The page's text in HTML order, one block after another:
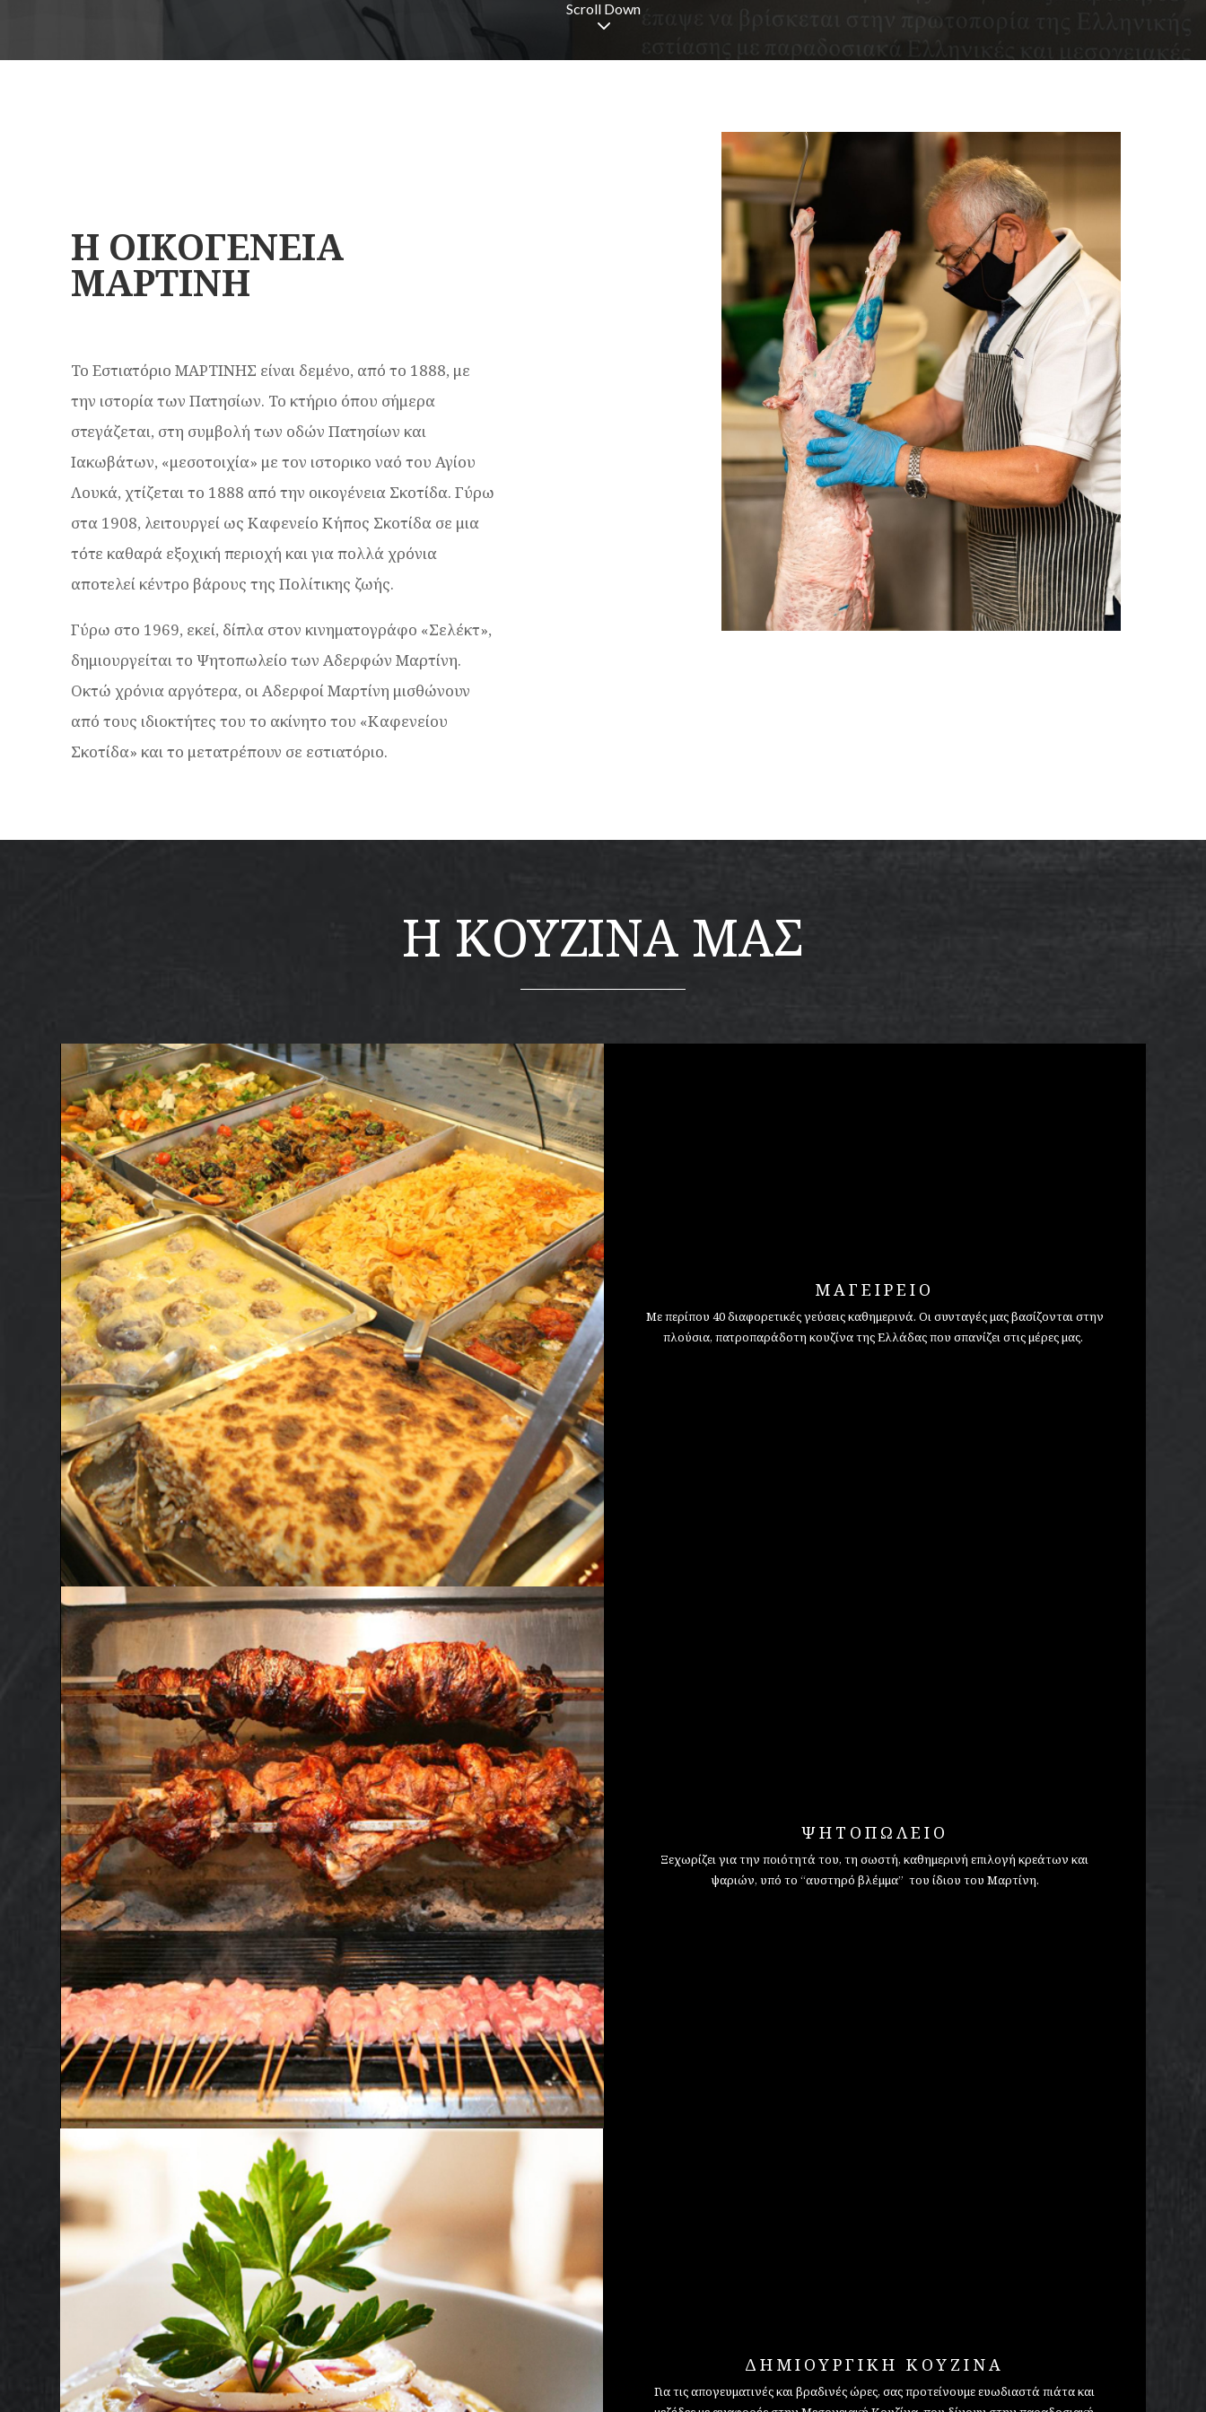
Scroll Down
Η ΟΙΚΟΓΕΝΕΙΑ
ΜΑΡΤΙΝΗ
Το Εστιατόριο ΜΑΡΤΙΝΗΣ είναι δεμένο, από το 1888, με
την ιστορία των Πατησίων. Το κτήριο όπου σήμερα
στεγάζεται, στη συμβολή των οδών Πατησίων και
Ιακωβάτων, «μεσοτοιχία» με τον ιστορικο ναό του Αγίου
Λουκά, χτίζεται το 1888 από την οικογένεια Σκοτίδα. Γύρω
στα 1908, λειτουργεί ως Καφενείο Κήπος Σκοτίδα σε μια
τότε καθαρά εξοχική περιοχή και για πολλά χρόνια
αποτελεί κέντρο βάρους της Πολίτικης ζωής.
Γύρω στο 1969, εκεί, δίπλα στον κινηματογράφο «Σελέκτ»,
δημιουργείται το Ψητοπωλείο των Αδερφών Μαρτίνη.
Οκτώ χρόνια αργότερα, οι Αδερφοί Μαρτίνη μισθώνουν
από τους ιδιοκτήτες του το ακίνητο του «Καφενείου
Σκοτίδα» και το μετατρέπουν σε εστιατόριο.
Η ΚΟΥΖΙΝΑ ΜΑΣ
ΜΑΓΕΙΡΕΙΟ
Με περίπου 40 διαφορετικές γεύσεις καθημερινά. Οι συνταγές μας βασίζονται στην
πλούσια, πατροπαράδοτη κουζίνα της Ελλάδας που σπανίζει στις μέρες μας.
ΨΗΤΟΠΩΛΕΙΟ
Ξεχωρίζει για την ποιότητά του, τη σωστή, καθημερινή επιλογή κρεάτων και
ψαριών, υπό το “αυστηρό βλέμμα” του ίδιου του Μαρτίνη.
ΔΗΜΙΟΥΡΓΙΚΗ ΚΟΥΖΙΝΑ
Για τις απογευματινές και βραδινές ώρες, σας προτείνουμε ευωδιαστά πιάτα και